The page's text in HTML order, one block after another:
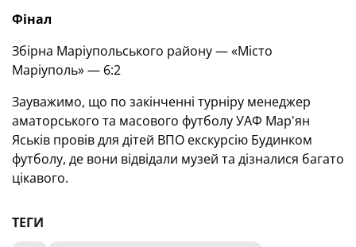
Фінал
Збірна Маріупольського району — «Місто
Маріуполь» — 6:2
Зауважимо, що по закінченні турніру менеджер
аматорського та масового футболу УАФ Мар'ян
Яськів провів для дітей ВПО екскурсію Будинком
футболу, де вони відвідали музей та дізналися багато
цікавого.
ТЕГИ